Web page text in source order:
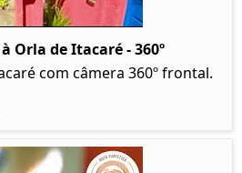
Orla de Itacaré - 360º
com câmera 360º frontal.